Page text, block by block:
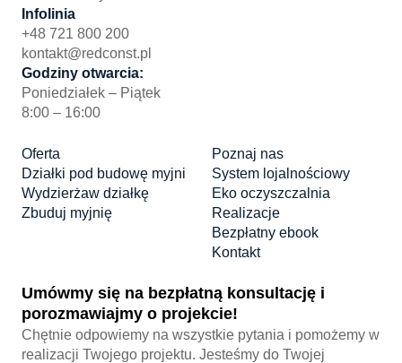
Infolinia
+48 721 800 200
kontakt@redconst.pl
Godziny otwarcia:
Poniedziałek – Piątek
8:00 – 16:00
Oferta
Działki pod budowę myjni
Wydzierżaw działkę
Zbuduj myjnię
Poznaj nas
System lojalnościowy
Eko oczyszczalnia
Realizacje
Bezpłatny ebook
Kontakt
Umówmy się na bezpłatną konsultację i
porozmawiajmy o projekcie!
Chętnie odpowiemy na wszystkie pytania i pomożemy w
realizacji Twojego projektu. Jesteśmy do Twojej